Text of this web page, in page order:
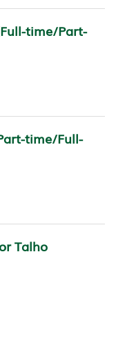
time/Part-
time/Full-
Talho